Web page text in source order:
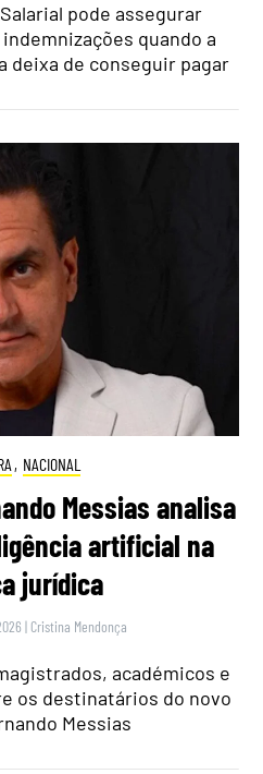
pode assegurar
quando a
deixa de conseguir pagar
, NACIONAL
Messias analisa
artificial na
jurídica
| Cristina Mendonça
académicos e
os destinatários do novo
Messias